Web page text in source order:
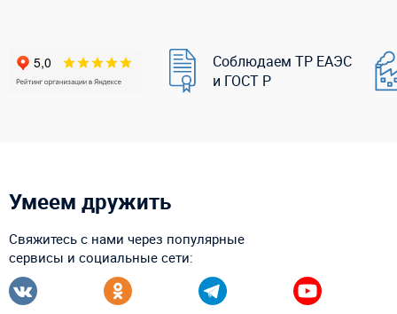
Соблюдаем ТР ЕАЭС
и ГОСТ Р
Умеем дружить
Свяжитесь с нами через популярные
сервисы и социальные сети: